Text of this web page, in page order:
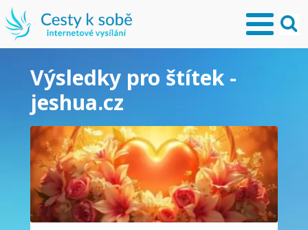
Výsledky pro štítek -
jeshua.cz